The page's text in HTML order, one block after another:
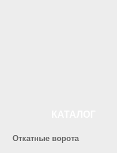
Откатные ворота